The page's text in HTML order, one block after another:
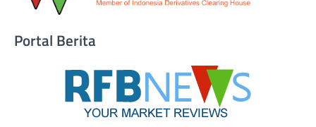
Portal Berita